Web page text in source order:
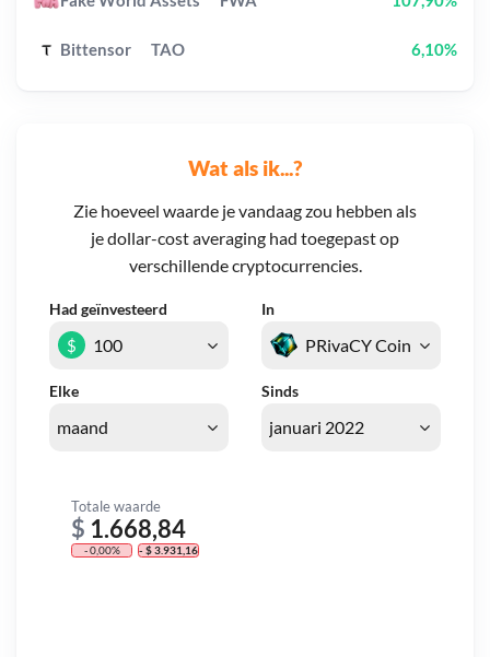
Wat als ik...?
Zie hoeveel waarde je vandaag zou hebben als
je dollar-cost averaging had toegepast op
verschillende cryptocurrencies.
Had geïnvesteerd In
Elke Sinds
$
Totale waarde
$ 1.668,84
- 0,00% - $ 3.931,16
Bittensor TAO 6,10%